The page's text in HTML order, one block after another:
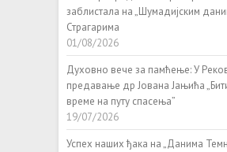
заблистала на „Шумадијским
Страгарима
01/08/2026
Духовно вече за памћење: У
предавање др Јована Јањића
време на путу спасења”
19/07/2026
Успех наших ђака на „Данима